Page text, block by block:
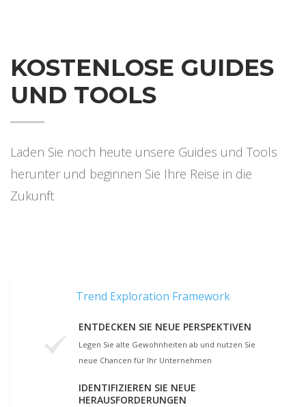
KOSTENLOSE GUIDES
UND TOOLS
Laden Sie noch heute unsere Guides und Tools
herunter und beginnen Sie Ihre Reise in die
Zukunft
Trend Exploration Framework
ENTDECKEN SIE NEUE PERSPEKTIVEN
Legen Sie alte Gewohnheiten ab und nutzen Sie
neue Chancen für Ihr Unternehmen
IDENTIFIZIEREN SIE NEUE
HERAUSFORDERUNGEN